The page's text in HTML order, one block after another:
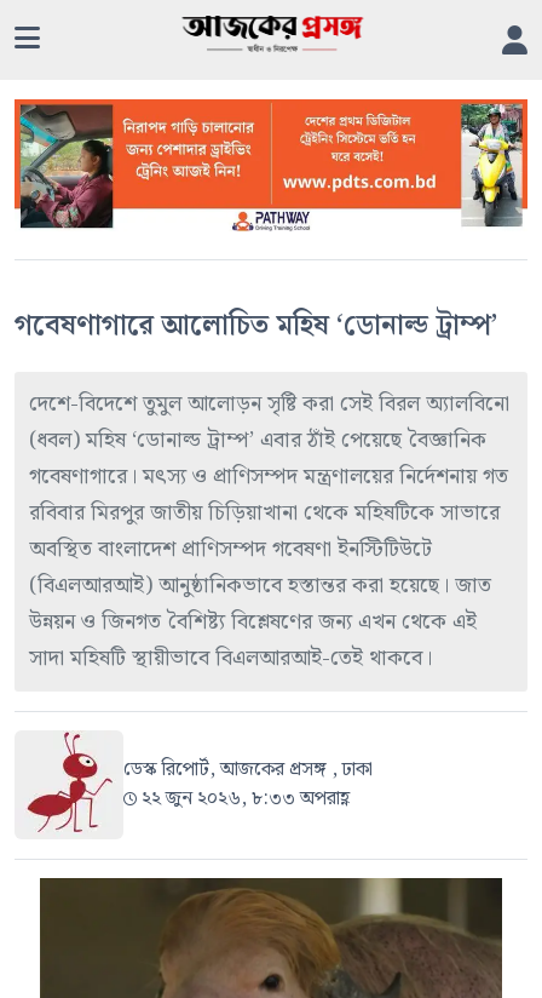
গবেষণাগারে আলোচিত মহিষ ‘ডোনাল্ড ট্রাম্প’
দেশে-বিদেশে তুমুল আলোড়ন সৃষ্টি করা সেই বিরল অ্যালবিনো
(ধবল) মহিষ ‘ডোনাল্ড ট্রাম্প’ এবার ঠাঁই পেয়েছে বৈজ্ঞানিক
গবেষণাগারে। মৎস্য ও প্রাণিসম্পদ মন্ত্রণালয়ের নির্দেশনায় গত
রবিবার মিরপুর জাতীয় চিড়িয়াখানা থেকে মহিষটিকে সাভারে
অবস্থিত বাংলাদেশ প্রাণিসম্পদ গবেষণা ইনস্টিটিউটে
(বিএলআরআই) আনুষ্ঠানিকভাবে হস্তান্তর করা হয়েছে। জাত
উন্নয়ন ও জিনগত বৈশিষ্ট্য বিশ্লেষণের জন্য এখন থেকে এই
সাদা মহিষটি স্থায়ীভাবে বিএলআরআই-তেই থাকবে।
ডেস্ক রিপোর্ট, আজকের প্রসঙ্গ , ঢাকা
২২ জুন ২০২৬, ৮:৩৩ অপরাহ্ণ